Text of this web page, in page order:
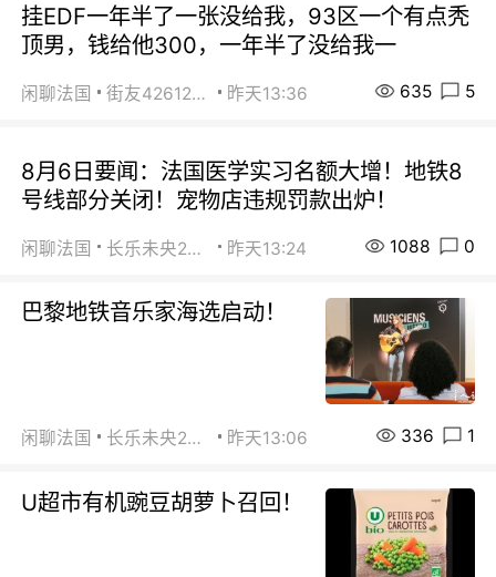
挂EDF一年半了一张没给我，93区一个有点秃
顶男，钱给他300，一年半了没给我一
闲聊法国 街友42612092 昨天13:36 635 5
8月6日要闻：法国医学实习名额大增！地铁8
号线部分关闭！宠物店违规罚款出炉！
闲聊法国 长乐未央2015 昨天13:24 1088 0
巴黎地铁音乐家海选启动！
闲聊法国 长乐未央2015 昨天13:06 336 1
U超市有机豌豆胡萝卜召回！